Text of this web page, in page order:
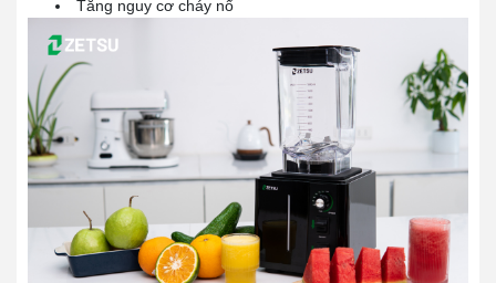
Tăng nguy cơ cháy nổ